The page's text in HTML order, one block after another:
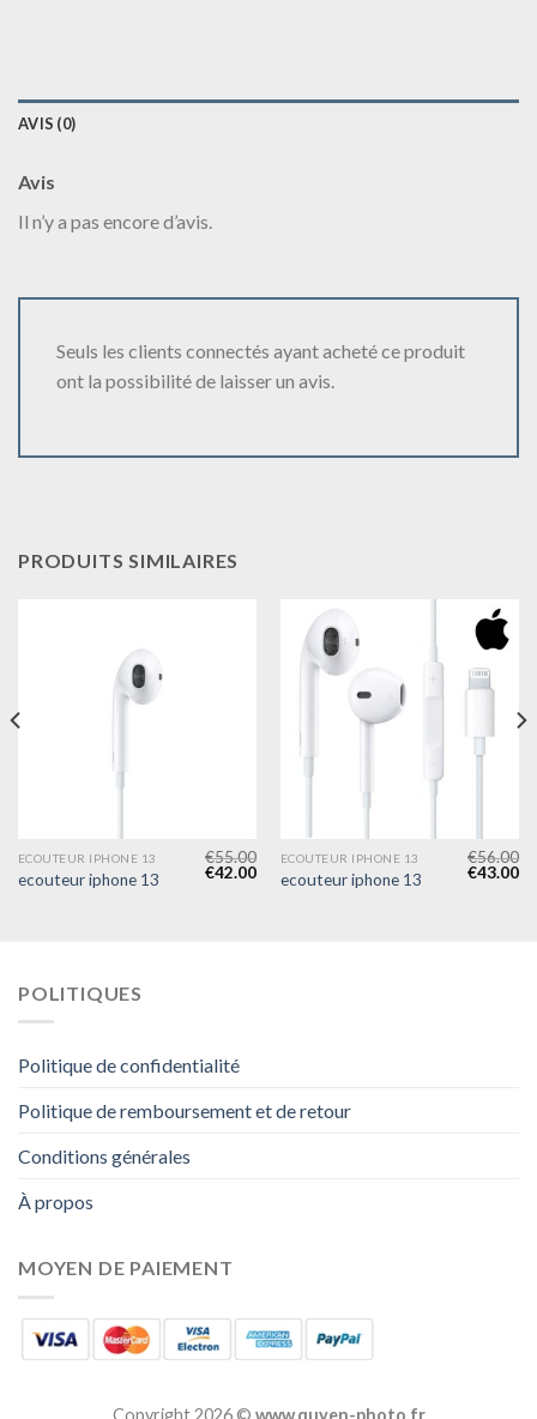
AVIS (0)
Avis
Il n’y a pas encore d’avis.
Seuls les clients connectés ayant acheté ce produit
ont la possibilité de laisser un avis.
PRODUITS SIMILAIRES
ECOUTEUR IPHONE 13
ecouteur iphone 13
€55.00
€42.00
ECOUTEUR IPHONE 13
ecouteur iphone 13
€56.00
€43.00
POLITIQUES
Politique de confidentialité
Politique de remboursement et de retour
Conditions générales
À propos
MOYEN DE PAIEMENT
Copyright 2026 © www.quyen-photo.fr